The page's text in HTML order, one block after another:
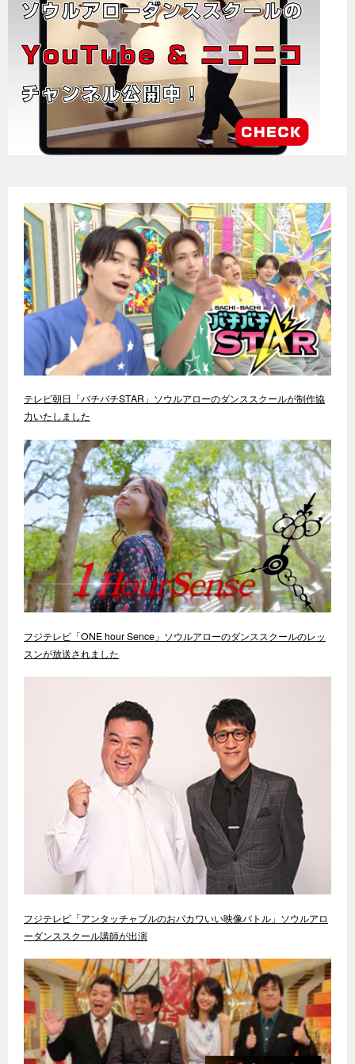
テレビ朝日「バチバチSTAR」ソウルアローのダンススクールが制作協
力いたしました
フジテレビ「ONE hour Sence」ソウルアローのダンススクールのレッ
スンが放送されました
フジテレビ「アンタッチャブルのおバカワいい映像バトル」ソウルアロ
ーダンススクール講師が出演